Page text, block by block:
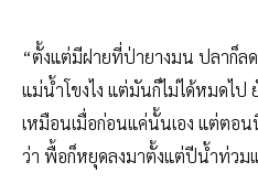
“ตั้งแต่มีฝายที่ป่ายางมน ปลาก็ล
แม่น้ำโขงไง แต่มันก็ไม่ได้หมดไป
เหมือนเมื่อก่อนแค่นั้นเอง แต่ต
ว่า พื้อก็หยุดลงมาตั้งแต่ปีน้ำท่วม